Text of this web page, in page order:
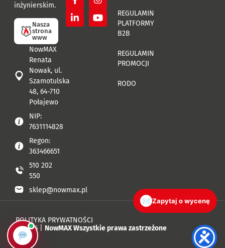
inżynierskim.
Nasza
strona
www
NowMAX
Renata
Nowak, ul.
Szamotulska
48, 64-710
Połajewo
NIP:
7631114828
Regon:
363466651
510 202
550
sklep@nowmax.pl
REGULAMIN
PLATFORMY
B2B
REGULAMIN
PROMOCJI
RODO
© 2026 | NowMAX Wszystkie prawa zastrzeżone
POLITYKA PRYWATNOŚCI
✉ Zapytaj o wycenę